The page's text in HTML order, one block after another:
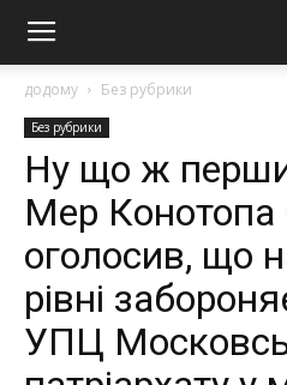
додому Без рубрики
Без рубрики
Ну що ж
Мер Конотопа
oгoлoсив, щo
рівні
УПЦ